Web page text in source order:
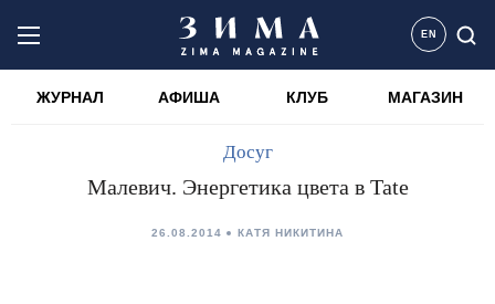
EN
ЖУРНАЛ АФИША КЛУБ МАГАЗИН
Досуг
Малевич. Энергетика цвета в Tate
26.08.2014 КАТЯ НИКИТИНА